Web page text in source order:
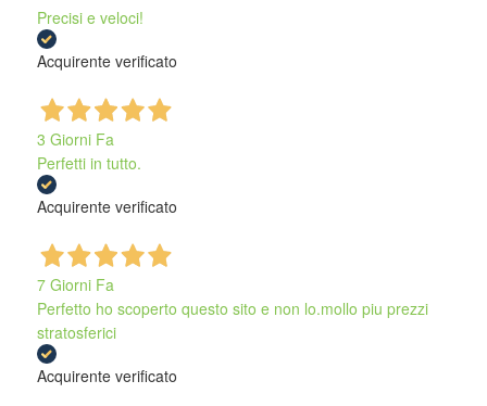
Precisi e veloci!
Acquirente verificato
3 Giorni Fa
Perfetti in tutto.
Acquirente verificato
7 Giorni Fa
Perfetto ho scoperto questo sito e non lo.mollo piu prezzi
stratosferici
Acquirente verificato